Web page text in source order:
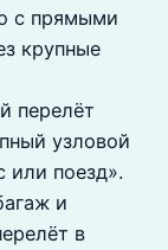
с прямыми
крупные
перелёт
узловой
поезд».
и
в